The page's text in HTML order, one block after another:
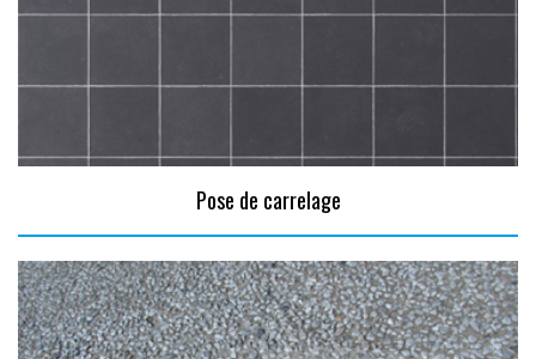
Pose de carrelage